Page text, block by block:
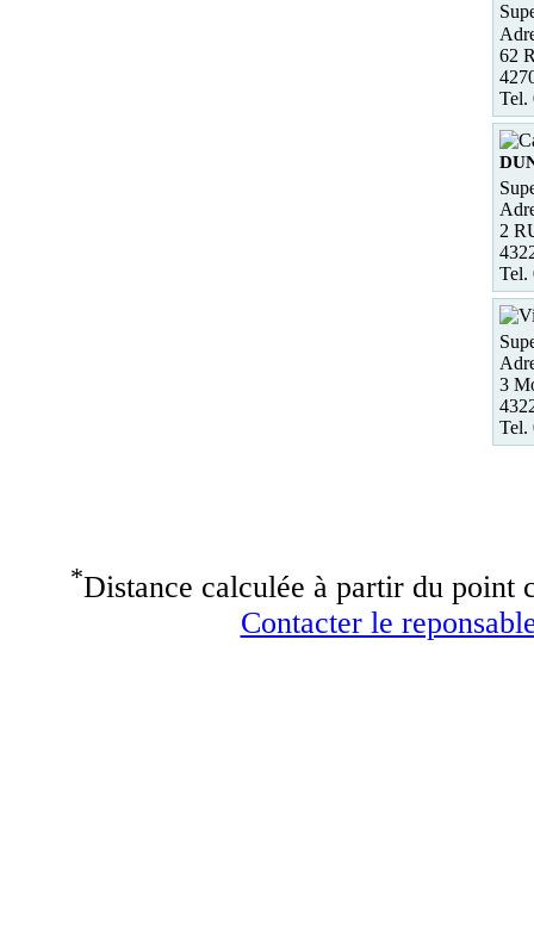
62
Tel.
2
Tel.
3
Tel.
*Distance calculée à partir du point
Contacter le